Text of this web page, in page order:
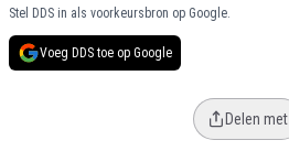
Stel DDS in als voorkeursbron op Google.
Voeg DDS toe op Google
Delen met